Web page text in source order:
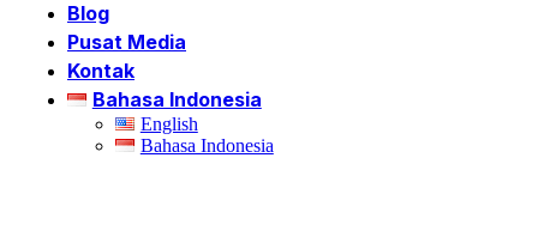
Blog
Pusat Media
Kontak
Bahasa Indonesia
English
Bahasa Indonesia